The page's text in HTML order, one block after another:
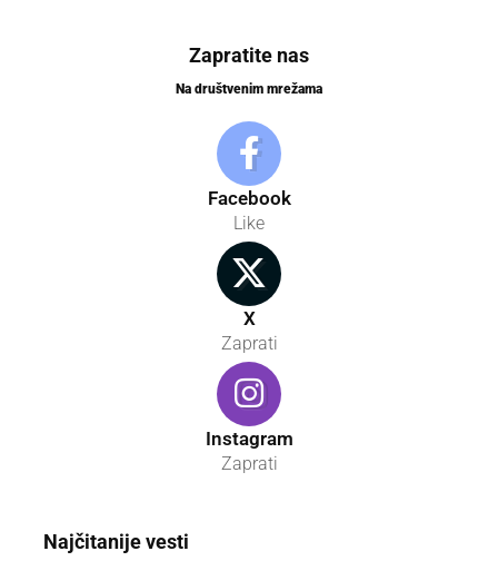
Zapratite nas
Na društvenim mrežama
Facebook
Like
X
Zaprati
Instagram
Zaprati
Najčitanije vesti